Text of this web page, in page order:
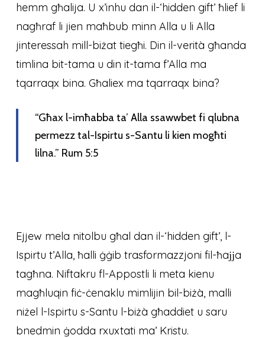
hemm għalija. U x’inhu dan il-‘hidden gift’ ħlief li
nagħraf li jien maħbub minn Alla u li Alla
jinteressah mill-biżat tiegħi. Din il-verità għanda
timlina bit-tama u din it-tama f’Alla ma
tqarraqx bina. Għaliex ma tqarraqx bina?
“Għax l-imħabba ta’ Alla ssawwbet fi qlubna
permezz tal-Ispirtu s-Santu li kien mogħti
lilna.” Rum 5:5
Ejjew mela nitolbu għal dan il-‘hidden gift’, l-
Ispirtu t’Alla, ħalli ġġib trasformazzjoni fil-ħaјјa
tagħna. Niftakru fl-Appostli li meta kienu
magħluqin fiċ-ċenaklu mimlijin bil-biżà, malli
niżel l-Ispirtu s-Santu l-biżà għaddiet u saru
bnedmin ġodda rxuxtati ma’ Kristu.